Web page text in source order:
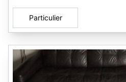
Particulier